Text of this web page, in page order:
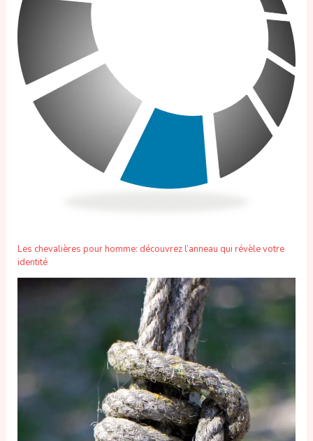
Les chevalières pour homme: découvrez l’anneau qui révèle votre
identité